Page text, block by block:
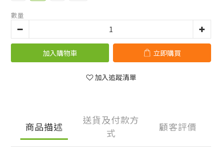
數量
加入購物車 立即購買
加入追蹤清單
商品描述
送貨及付款方
式
顧客評價